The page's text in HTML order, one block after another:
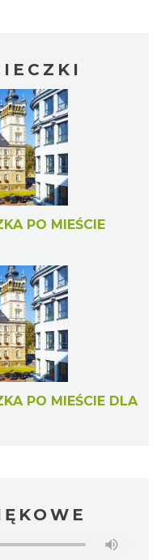
PO MIEŚCIE
PO MIEŚCIE DLA